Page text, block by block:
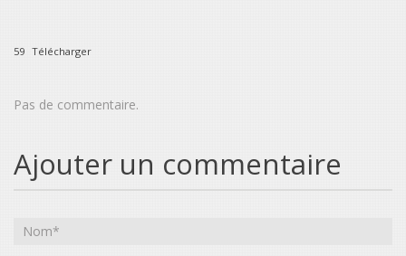
59 Télécharger
Pas de commentaire.
Ajouter un commentaire